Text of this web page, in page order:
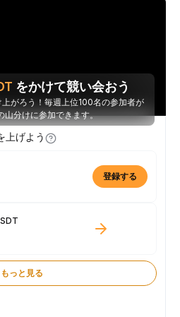
をかけて競い会おう
がろう！毎週上位100名の参加者が
分けに参加できます。
上げよう
登録する
もっと見る